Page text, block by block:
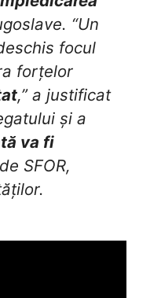
“Un
focul
forțelor
,” a justificat
și a
va fi
de SFOR,